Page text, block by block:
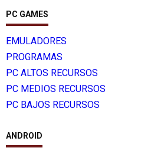
PC GAMES
EMULADORES
PROGRAMAS
PC ALTOS RECURSOS
PC MEDIOS RECURSOS
PC BAJOS RECURSOS
ANDROID